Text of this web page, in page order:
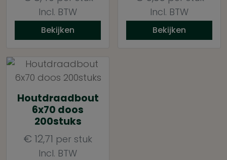
Incl. BTW
Bekijken
Incl. BTW
Bekijken
Houtdraadbout
6x70 doos
200stuks
€ 12,71 per stuk
Incl. BTW